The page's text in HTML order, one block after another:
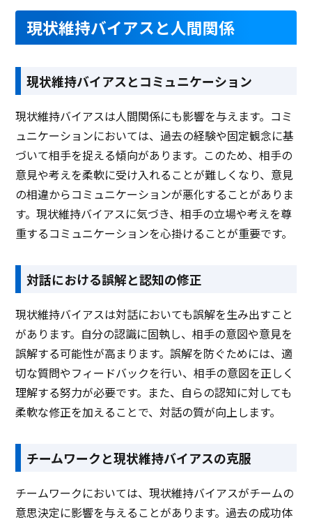
現状維持バイアスと人間関係
現状維持バイアスとコミュニケーション
現状維持バイアスは人間関係にも影響を与えます。コミ
ュニケーションにおいては、過去の経験や固定観念に基
づいて相手を捉える傾向があります。このため、相手の
意見や考えを柔軟に受け入れることが難しくなり、意見
の相違からコミュニケーションが悪化することがありま
す。現状維持バイアスに気づき、相手の立場や考えを尊
重するコミュニケーションを心掛けることが重要です。
対話における誤解と認知の修正
現状維持バイアスは対話においても誤解を生み出すこと
があります。自分の認識に固執し、相手の意図や意見を
誤解する可能性が高まります。誤解を防ぐためには、適
切な質問やフィードバックを行い、相手の意図を正しく
理解する努力が必要です。また、自らの認知に対しても
柔軟な修正を加えることで、対話の質が向上します。
チームワークと現状維持バイアスの克服
チームワークにおいては、現状維持バイアスがチームの
意思決定に影響を与えることがあります。過去の成功体